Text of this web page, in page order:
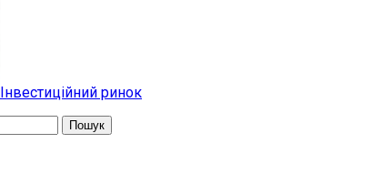
Інвестиційний ринок